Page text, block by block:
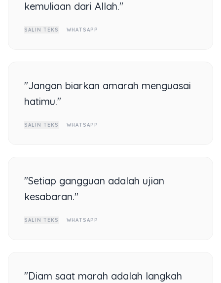
kemuliaan dari Allah."
SALIN TEKS WHATSAPP
"Jangan biarkan amarah menguasai
hatimu."
SALIN TEKS WHATSAPP
"Setiap gangguan adalah ujian
kesabaran."
SALIN TEKS WHATSAPP
"Diam saat marah adalah langkah